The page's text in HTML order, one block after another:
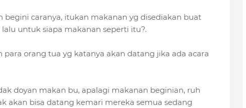
begini caranya, itukan makanan yg disediakan buat
untuk siapa makanan seperti itu?.
orang tua yg katanya akan datang jika ada acara
doyan makan bu, apalagi makanan beginian, ruh
akan bisa datang kemari mereka semua sedang